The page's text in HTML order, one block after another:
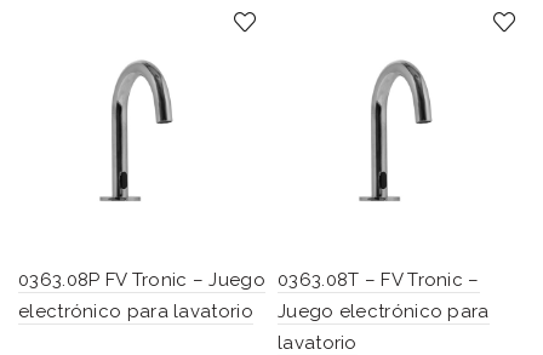
0363.08P FV Tronic – Juego
electrónico para lavatorio
0363.08T – FV Tronic –
Juego electrónico para
lavatorio